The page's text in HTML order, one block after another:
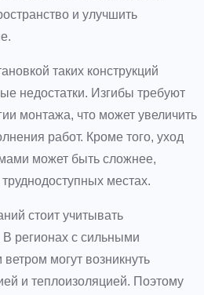
и улучшить
таких конструкций
недостатки. Изгибы требуют
монтажа, что может увеличить
работ. Кроме того, уход
может быть сложнее,
местах.
стоит учитывать
В регионах с сильными
могут возникнуть
и теплоизоляцией. Поэтому